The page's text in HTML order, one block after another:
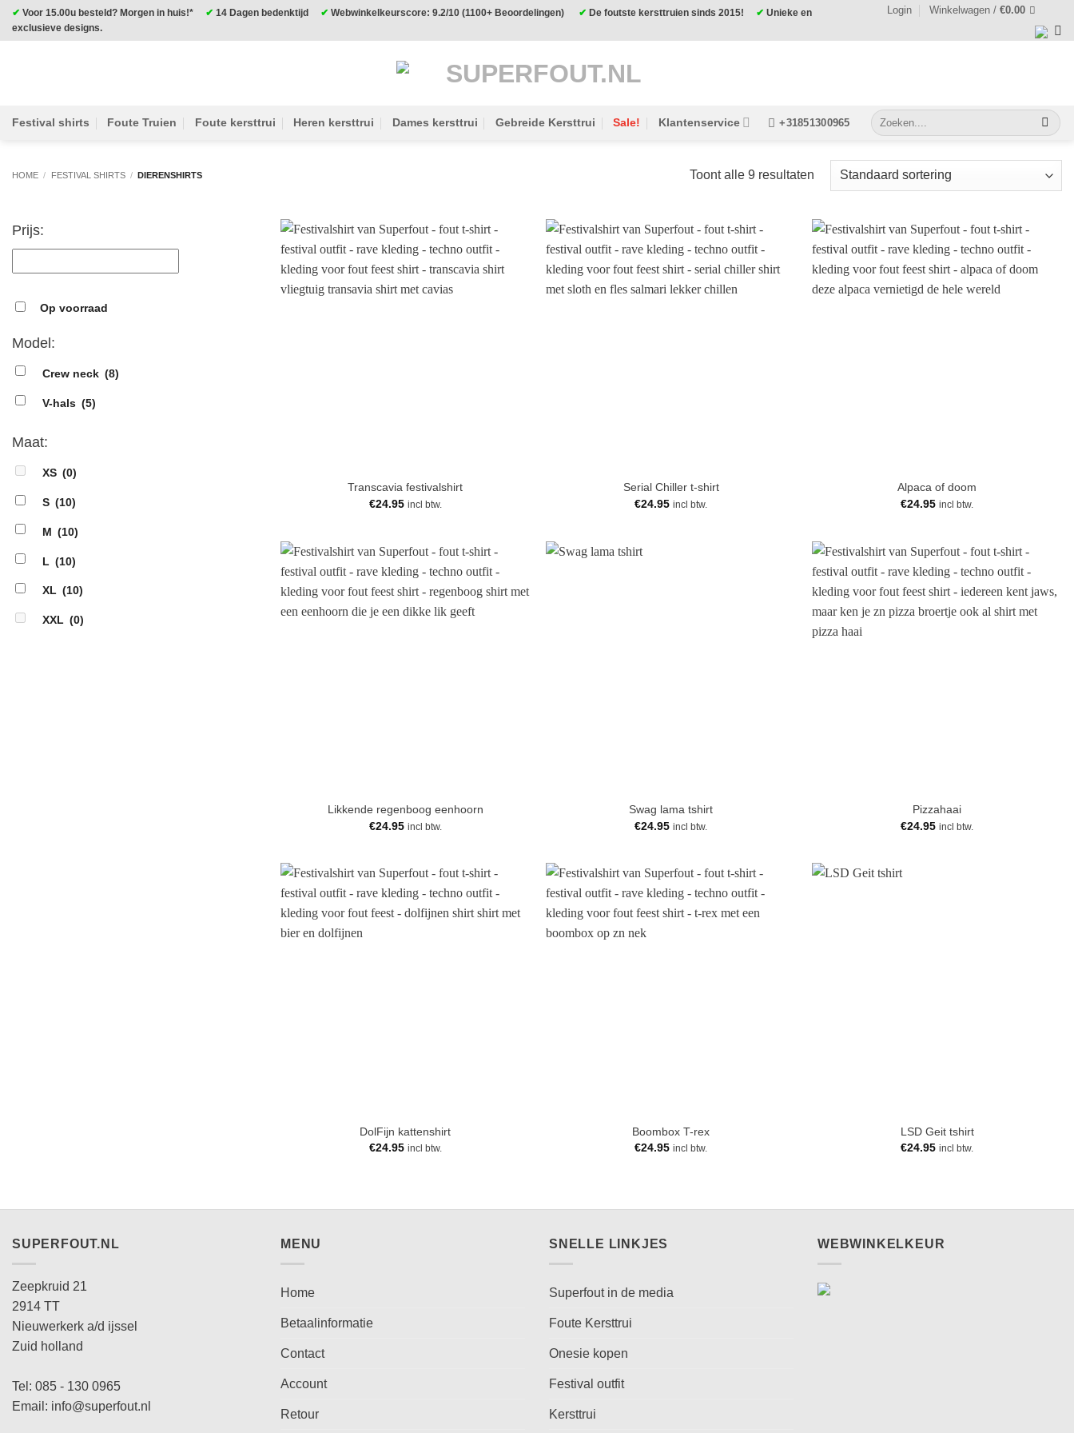
Ga
naar
✔ Voor 15.00u besteld? Morgen in huis!* ✔ 14 Dagen bedenktijd ✔ Webwinkelkeurscore: 9.2/10 (1100+ Beoordelingen) ✔ De foutste kersttruien sinds 2015! ✔ Unieke en
exclusieve designs.
Login Winkelwagen /€0.00
Festival shirts Foute Truien Foute kersttrui Heren kersttrui Dames kersttrui Gebreide Kersttrui Sale! Klantenservice +31851300965
Zoeken
naar:
HOME / FESTIVAL SHIRTS / DIERENSHIRTS Toont alle 9 resultaten
Prijs:
Op voorraad
Model:
Crew neck (8)
V-hals (5)
Maat:
XS (0)
S (10)
M (10)
L (10)
XL (10)
XXL (0)
Transcavia festivalshirt
€24.95 incl btw.
Serial Chiller t-shirt
€24.95 incl btw.
Alpaca of doom
€24.95 incl btw.
Likkende regenboog eenhoorn
€24.95 incl btw.
Swag lama tshirt
€24.95 incl btw.
Pizzahaai
€24.95 incl btw.
DolFijn kattenshirt
€24.95 incl btw.
Boombox T-rex
€24.95 incl btw.
LSD Geit tshirt
€24.95 incl btw.
SUPERFOUT.NL
Zeepkruid 21
2914 TT
Nieuwerkerk a/d ijssel
Zuid holland
Tel: 085 - 130 0965
Email: info@superfout.nl
MENU
Home
Betaalinformatie
Contact
Account
Retour
SNELLE LINKJES
Superfout in de media
Foute Kersttrui
Onesie kopen
Festival outfit
Kersttrui
WEBWINKELKEUR